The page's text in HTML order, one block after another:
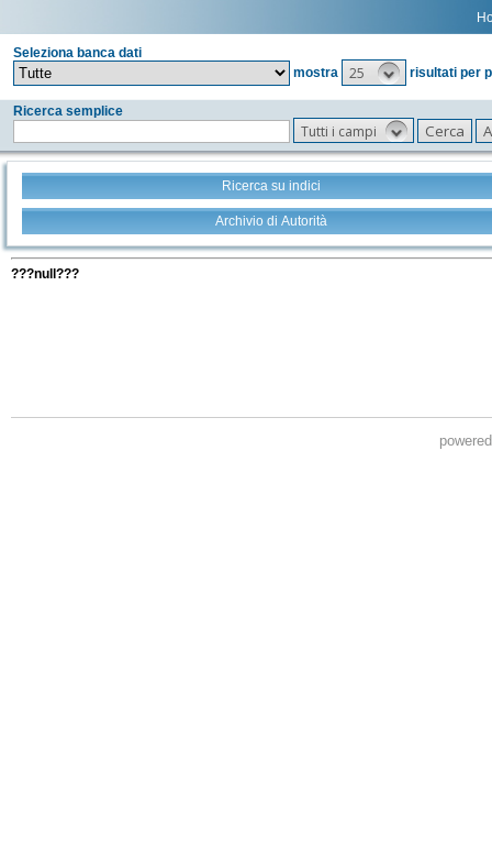
Seleziona banca dati
mostra
25 risultati per
Ricerca semplice
Tutti i campi
Ricerca su indici
Archivio di Autorità
???null???